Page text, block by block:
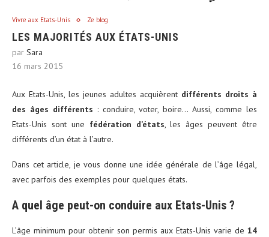
Vivre aux Etats-Unis Ze blog
LES MAJORITÉS AUX ÉTATS-UNIS
par Sara
16 mars 2015
Aux Etats-Unis, les jeunes adultes acquièrent différents droits à
des âges différents : conduire, voter, boire… Aussi, comme les
Etats-Unis sont une fédération d’états, les âges peuvent être
différents d’un état à l’autre.
Dans cet article, je vous donne une idée générale de l’âge légal,
avec parfois des exemples pour quelques états.
A quel âge peut-on conduire aux Etats-Unis ?
L’âge minimum pour obtenir son permis aux Etats-Unis varie de 14